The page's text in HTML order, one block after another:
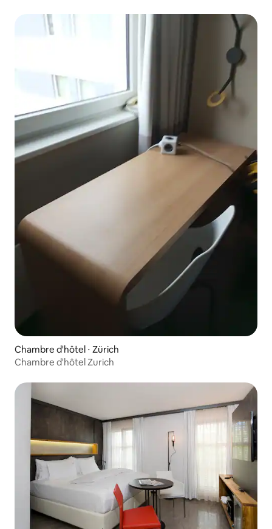
Chambre d'hôtel ⋅ Zürich
Chambre d'hôtel Zurich